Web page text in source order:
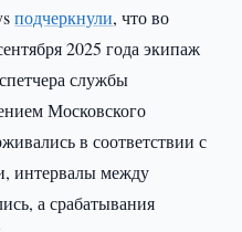
подчеркнули, что во
2025 года экипаж
службы
Московского
в соответствии с
интервалы между
а срабатывания